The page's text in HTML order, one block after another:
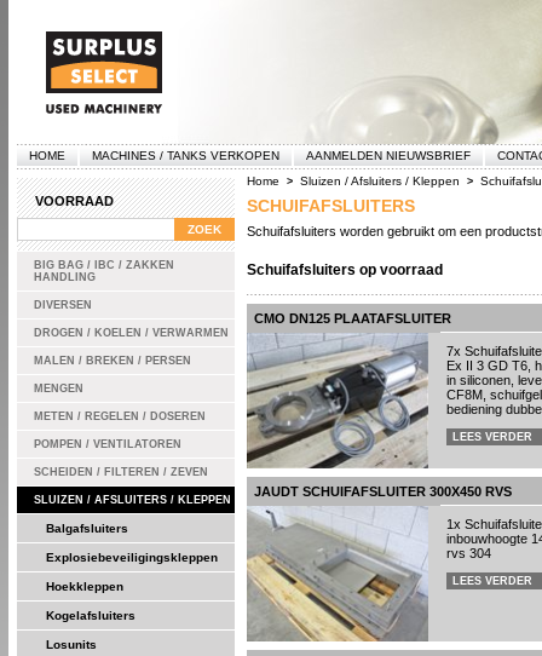
HOME MACHINES / TANKS VERKOPEN AANMELDEN NIEUWSBRIEF
VOORRAAD
BIG BAG / IBC / ZAKKEN
HANDLING
DIVERSEN
DROGEN / KOELEN / VERWARMEN
MALEN / BREKEN / PERSEN
MENGEN
METEN / REGELEN / DOSEREN
POMPEN / VENTILATOREN
SCHEIDEN / FILTEREN / ZEVEN
SLUIZEN / AFSLUITERS / KLEPPEN
Balgafsluiters
Explosiebeveiligingskleppen
Hoekkleppen
Kogelafsluiters
Losunits
Home > Sluizen / Afsluiters / Kleppen >
SCHUIFAFSLUITERS
Schuifafsluiters worden gebruikt om een
Schuifafsluiters op voorraad
CMO DN125 PLAATAFSLUITER
7x
Ex II 3 GD T6,
in siliconen,
CF8M,
bediening
LEES VERDER
JAUDT SCHUIFAFSLUITER 300X450 RVS
1x
inbouwhoogte
rvs 304
LEES VERDER